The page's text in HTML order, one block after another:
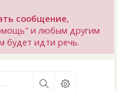
сообщение,
и любым другим
будет идти речь.